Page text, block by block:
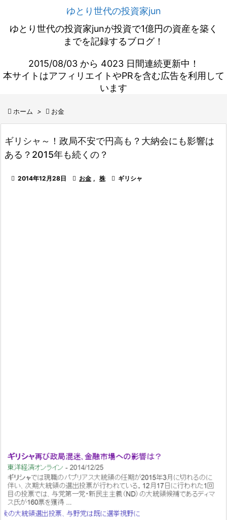
ゆとり世代の投資家jun
ゆとり世代の投資家junが投資で1億円の資産を築く
までを記録するブログ！
2015/08/03 から 4023 日間連続更新中！
本サイトはアフィリエイトやPRを含む広告を利用して
います
 ホーム >  お金
ギリシャ～！政局不安で円高も？大納会にも影響は
ある？2015年も続くの？
 2014年12月28日  お金 , 株  ギリシャ